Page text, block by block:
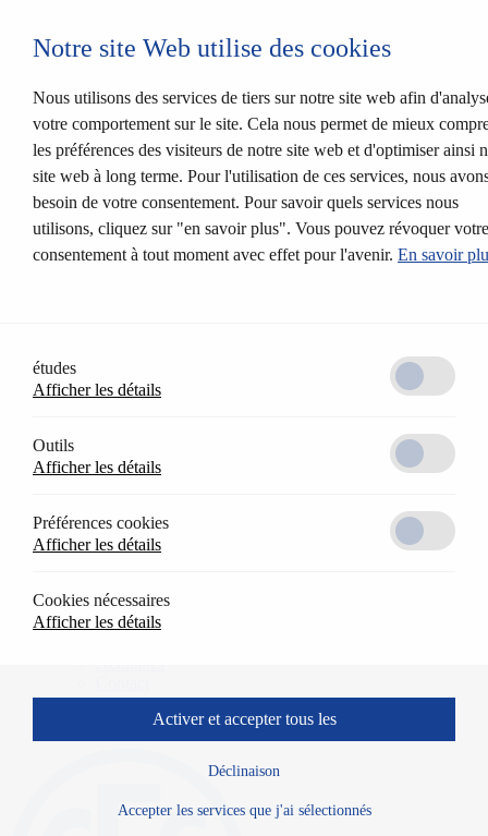
Verrouillage mécanique
Produits
Systèmes de verrouillage
Solutions
Profils reservé
CESrelock
Système modulaire
Verrouillage électronique
En arrière
Cylindre électronique
CESeasy
Références
Applications
En arrière
À propos de nous
Notre site Web utilise des cookies
Nous utilisons des services de tiers sur notre site web afin
votre comportement sur le site. Cela nous permet de mieux
les préférences des visiteurs de notre site web et d'optimiser ainsi
site web à long terme. Pour l'utilisation de ces services, nous
besoin de votre consentement. Pour savoir quels services nous
utilisons, cliquez sur "en savoir plus". Vous pouvez révoquer votre
consentement à tout moment avec effet pour l'avenir. En savoir
études
Afficher les détails
Outils
Afficher les détails
Préférences cookies
Afficher les détails
Cookies nécessaires
Afficher les détails
Déclinaison
Accepter les services que j'ai sélectionnés
Activer et accepter tous les